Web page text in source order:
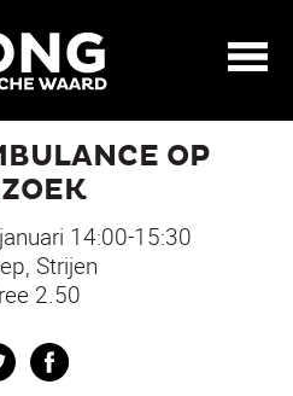
OP
14:00-15:30
Strijen
2.50
Twitter